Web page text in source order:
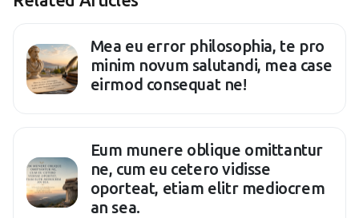
Mea eu error philosophia, te pro
minim novum salutandi, mea case
eirmod consequat ne!
Eum munere oblique omittantur
ne, cum eu cetero vidisse
oporteat, etiam elitr mediocrem
an sea.